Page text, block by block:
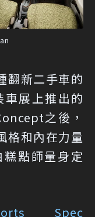
翻新二手車的
展上推出的
之後，
格和內在力量
點師量身定
Spec